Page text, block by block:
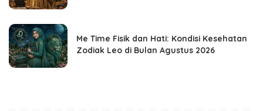
Me Time Fisik dan Hati: Kondisi Kesehatan
Zodiak Leo di Bulan Agustus 2026